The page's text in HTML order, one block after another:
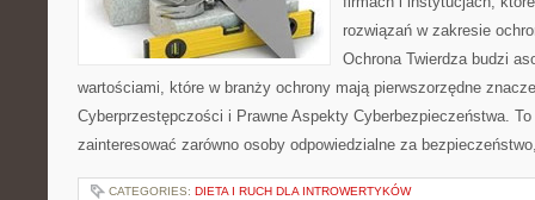
rozwiązań w zakresie
Ochrona Twierdza budzi
wartościami, które w branży ochrony mają pierwszorzędne
Cyberprzestępczości i Prawne Aspekty Cyberbezpieczeństwa.
zainteresować zarówno osoby odpowiedzialne za
CATEGORIES: DIETA I RUCH DLA INTROWERTYKÓW